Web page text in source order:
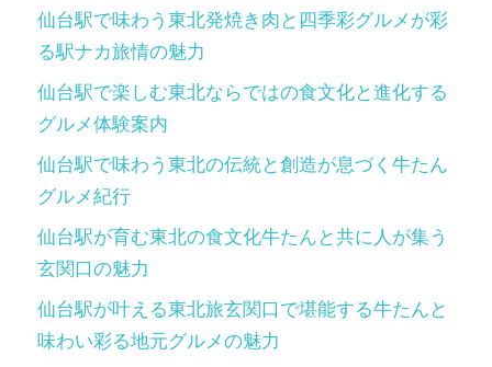
仙台駅で味わう東北発焼き肉と四季彩グルメが彩
る駅ナカ旅情の魅力
仙台駅で楽しむ東北ならではの食文化と進化する
グルメ体験案内
仙台駅で味わう東北の伝統と創造が息づく牛たん
グルメ紀行
仙台駅が育む東北の食文化牛たんと共に人が集う
玄関口の魅力
仙台駅が叶える東北旅玄関口で堪能する牛たんと
味わい彩る地元グルメの魅力